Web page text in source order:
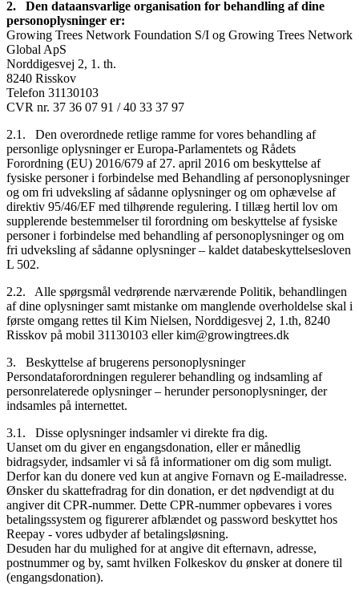
2. Den dataansvarlige organisation for behandling af dine
personoplysninger er:
Growing Trees Network Foundation S/I og Growing Trees Network
Global ApS
Norddigesvej 2, 1. th.
8240 Risskov
Telefon 31130103
CVR nr. 37 36 07 91 / 40 33 37 97
2.1. Den overordnede retlige ramme for vores behandling af
personlige oplysninger er Europa-Parlamentets og Rådets
Forordning (EU) 2016/679 af 27. april 2016 om beskyttelse af
fysiske personer i forbindelse med Behandling af personoplysninger
og om fri udveksling af sådanne oplysninger og om ophævelse af
direktiv 95/46/EF med tilhørende regulering. I tillæg hertil lov om
supplerende bestemmelser til forordning om beskyttelse af fysiske
personer i forbindelse med behandling af personoplysninger og om
fri udveksling af sådanne oplysninger – kaldet databeskyttelsesloven
L 502.
2.2. Alle spørgsmål vedrørende nærværende Politik, behandlingen
af dine oplysninger samt mistanke om manglende overholdelse skal i
første omgang rettes til Kim Nielsen, Norddigesvej 2, 1.th, 8240
Risskov på mobil 31130103 eller kim@growingtrees.dk
3. Beskyttelse af brugerens personoplysninger
Persondataforordningen regulerer behandling og indsamling af
personrelaterede oplysninger – herunder personoplysninger, der
indsamles på internettet.
3.1. Disse oplysninger indsamler vi direkte fra dig.
Uanset om du giver en engangsdonation, eller er månedlig
bidragsyder, indsamler vi så få informationer om dig som muligt.
Derfor kan du donere ved kun at angive Fornavn og E-mailadresse.
Ønsker du skattefradrag for din donation, er det nødvendigt at du
angiver dit CPR-nummer. Dette CPR-nummer opbevares i vores
betalingssystem og figurerer afblændet og password beskyttet hos
Reepay - vores udbyder af betalingsløsning.
Desuden har du mulighed for at angive dit efternavn, adresse,
postnummer og by, samt hvilken Folkeskov du ønsker at donere til
(engangsdonation).